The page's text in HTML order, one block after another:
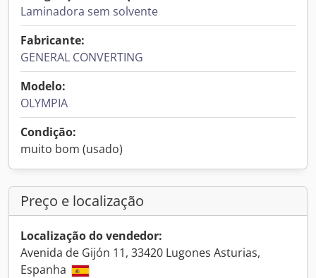
Laminadora sem solvente
Fabricante:
GENERAL CONVERTING
Modelo:
OLYMPIA
Condição:
muito bom (usado)
Preço e localização
Localização do vendedor:
Avenida de Gijón 11, 33420 Lugones Asturias,
Espanha